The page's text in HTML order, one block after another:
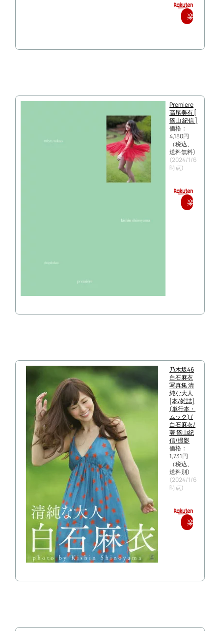
楽
で
Premiere
高尾美有 [
篠山 紀信 ]
価格：
4,180円
（税込、
送料無料)
(2024/1/6
時点)
楽
乃木坂46
白石麻衣
写真集 清
純な大人
[本/雑誌]
(単行本・
ムック) /
白石麻衣/
著 篠山紀
信/撮影
価格：
1,731円
（税込、
送料別)
(2024/1/6
時点)
楽